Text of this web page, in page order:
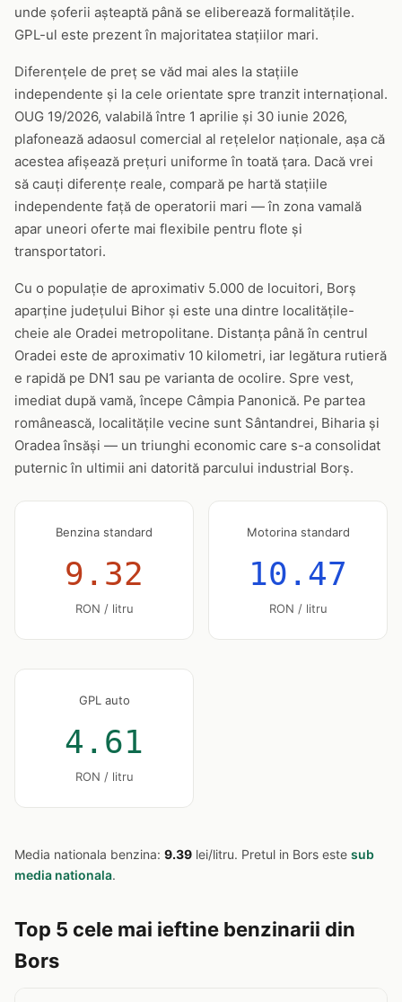
unde șoferii așteaptă până se eliberează formalitățile.
GPL-ul este prezent în majoritatea stațiilor mari.
Diferențele de preț se văd mai ales la stațiile
independente și la cele orientate spre tranzit internațional.
OUG 19/2026, valabilă între 1 aprilie și 30 iunie 2026,
plafonează adaosul comercial al rețelelor naționale, așa că
acestea afișează prețuri uniforme în toată țara. Dacă vrei
să cauți diferențe reale, compară pe hartă stațiile
independente față de operatorii mari — în zona vamală
apar uneori oferte mai flexibile pentru flote și
transportatori.
Cu o populație de aproximativ 5.000 de locuitori, Borș
aparține județului Bihor și este una dintre localitățile-
cheie ale Oradei metropolitane. Distanța până în centrul
Oradei este de aproximativ 10 kilometri, iar legătura rutieră
e rapidă pe DN1 sau pe varianta de ocolire. Spre vest,
imediat după vamă, începe Câmpia Panonică. Pe partea
românească, localitățile vecine sunt Sântandrei, Biharia și
Oradea însăși — un triunghi economic care s-a consolidat
puternic în ultimii ani datorită parcului industrial Borș.
Benzina standard
9.32
RON / litru
Motorina standard
10.47
RON / litru
GPL auto
4.61
RON / litru
Media nationala benzina: 9.39 lei/litru. Pretul in Bors este sub
media nationala.
Top 5 cele mai ieftine benzinarii din
Bors